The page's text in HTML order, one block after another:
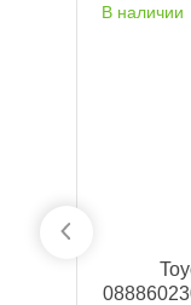
наличии